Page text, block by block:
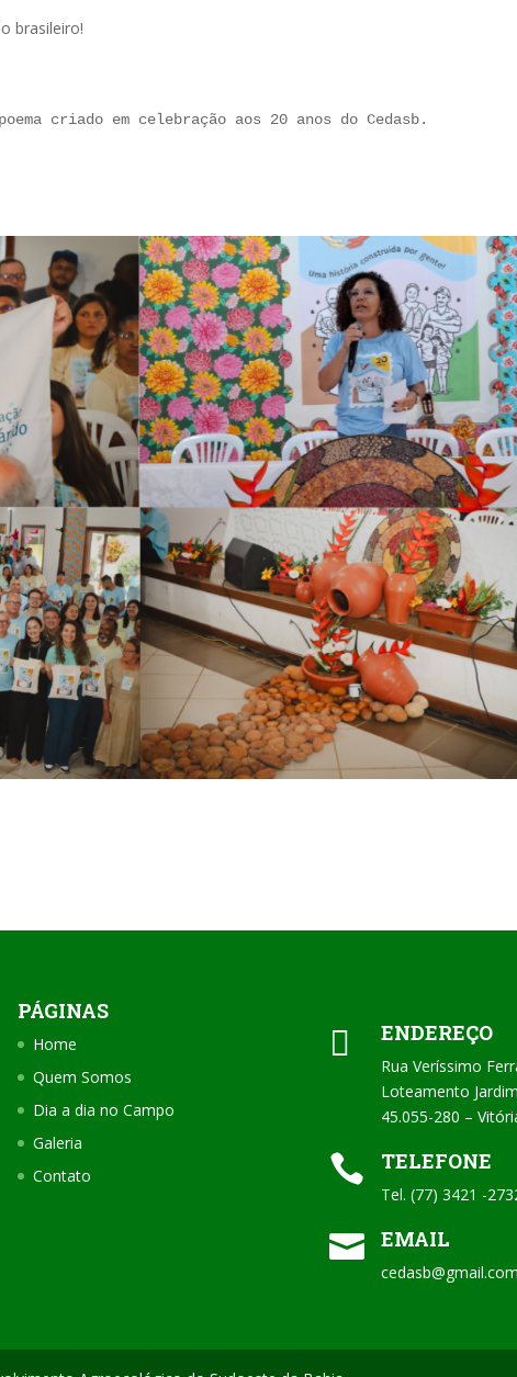
brasileiro!
criado em celebração aos 20 anos do Cedasb.
PÁGINAS
Home
Quem Somos
Dia a dia no Campo
Galeria
Contato
 ENDEREÇO
Rua Veríssimo
Loteamento
45.055-280 –
 TELEFONE
Tel. (77) 3421 -
 EMAIL
cedasb@gmail.com